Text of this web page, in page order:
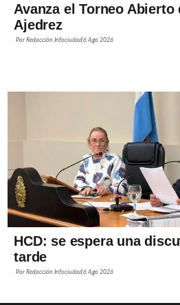
Avanza el Torneo Abierto
Ajedrez
PorRedacción Infociudad6 Ago 2026
HCD: se espera una
tarde
PorRedacción Infociudad6 Ago 2026